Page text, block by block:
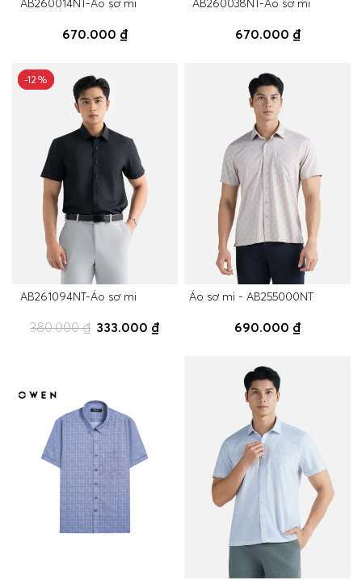
AB260014NT-Áo sơ mi
670.000 ₫
AB260038NT-Áo sơ mi
670.000 ₫
AB261094NT-Áo sơ mi
333.000 ₫
-12%
-12%
380.000 ₫
Áo sơ mi - AB255000NT
690.000 ₫